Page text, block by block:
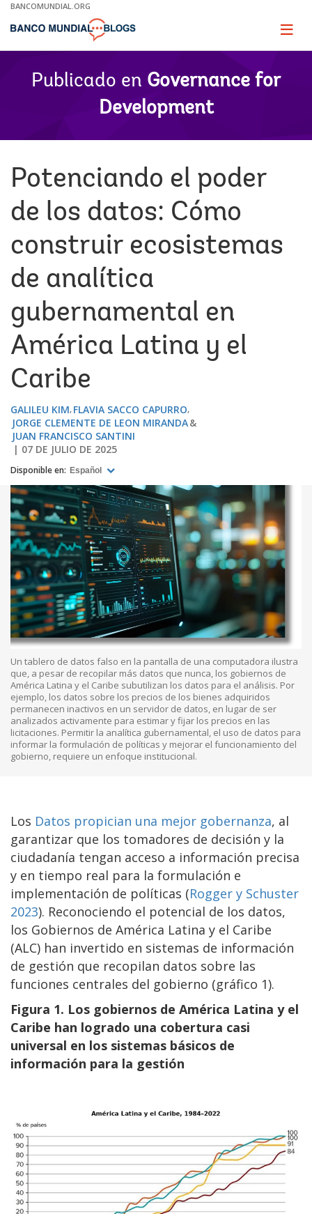
Skip
Main
BANCOMUNDIAL.ORG
Page
Publicado en Governance for
Development
Potenciando el poder
de los datos: Cómo
construir ecosistemas
de analítica
gubernamental en
América Latina y el
Caribe
GALILEU KIM FLAVIA SACCO CAPURRO
JORGE CLEMENTE DE LEON MIRANDA
JUAN FRANCISCO SANTINI
07 DE JULIO DE 2025
Disponible en: Español
Un tablero de datos falso en la pantalla de una computadora ilustra
que, a pesar de recopilar más datos que nunca, los gobiernos de
América Latina y el Caribe subutilizan los datos para el análisis. Por
ejemplo, los datos sobre los precios de los bienes adquiridos
permanecen inactivos en un servidor de datos, en lugar de ser
analizados activamente para estimar y fijar los precios en las
licitaciones. Permitir la analítica gubernamental, el uso de datos para
informar la formulación de políticas y mejorar el funcionamiento del
gobierno, requiere un enfoque institucional.
Los Datos propician una mejor gobernanza, al
garantizar que los tomadores de decisión y la
ciudadanía tengan acceso a información precisa
y en tiempo real para la formulación e
implementación de políticas (Rogger y Schuster
2023). Reconociendo el potencial de los datos,
los Gobiernos de América Latina y el Caribe
(ALC) han invertido en sistemas de información
de gestión que recopilan datos sobre las
funciones centrales del gobierno (gráfico 1).
Figura 1. Los gobiernos de América Latina y el
Caribe han logrado una cobertura casi
universal en los sistemas básicos de
información para la gestión